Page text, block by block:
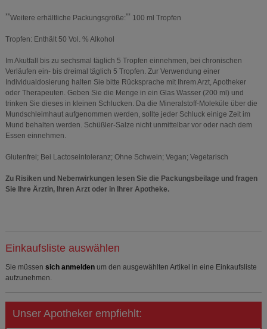
**Weitere erhältliche Packungsgröße:** 100 ml Tropfen
Tropfen: Enthält 50 Vol. % Alkohol
Im Akutfall bis zu sechsmal täglich 5 Tropfen einnehmen, bei chronischen
Verläufen ein- bis dreimal täglich 5 Tropfen. Zur Verwendung einer
Individualdosierung halten Sie bitte Rücksprache mit Ihrem Arzt, Apotheker
oder Therapeuten. Geben Sie die Menge in ein Glas Wasser (200 ml) und
trinken Sie dieses in kleinen Schlucken. Da die Mineralstoff-Moleküle über die
Mundschleimhaut aufgenommen werden, sollte jeder Schluck einige Zeit im
Mund behalten werden. Schüßler-Salze nicht unmittelbar vor oder nach dem
Essen einnehmen.
Glutenfrei; Bei Lactoseintoleranz; Ohne Schwein; Vegan; Vegetarisch
Zu Risiken und Nebenwirkungen lesen Sie die Packungsbeilage und fragen
Sie Ihre Ärztin, Ihren Arzt oder in Ihrer Apotheke.
Einkaufsliste auswählen
Sie müssen sich anmelden um den ausgewählten Artikel in eine Einkaufsliste
aufzunehmen.
Unser Apotheker empfiehlt: